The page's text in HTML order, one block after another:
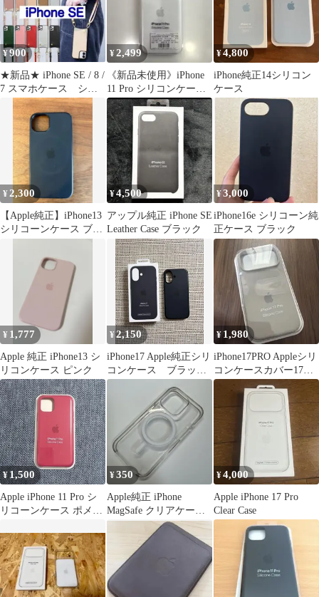
¥900
★新品★ iPhone SE / 8 /
7 スマホケース ショ
ルダーストラップ
¥2,499
《新品未使用》iPhone
11 Pro シリコンケース
ホワイト 純正品
¥4,800
iPhone純正14シリコン
ケース
¥2,300
【Apple純正】iPhone13
シリコーンケース ブラ
¥4,500
アップル純正 iPhone SE
Leather Case ブラック
¥3,000
iPhone16e シリコーン純
正ケース ブラック
¥ 1,777
Apple 純正 iPhone13 シ
リコンケース ピンク
¥2,150
iPhone17 Apple純正シリ
コンケース ブラック
MagSafe
¥ 1,980
iPhone17PRO Appleシリ
コンケースカバー17プ
ロ MagSafe
¥1,500
Apple iPhone 11 Pro シ
リコーンケース ポメグ
¥350
Apple純正 iPhone
MagSafe クリアケース
15Pro用
¥4,000
Apple iPhone 17 Pro
Clear Case